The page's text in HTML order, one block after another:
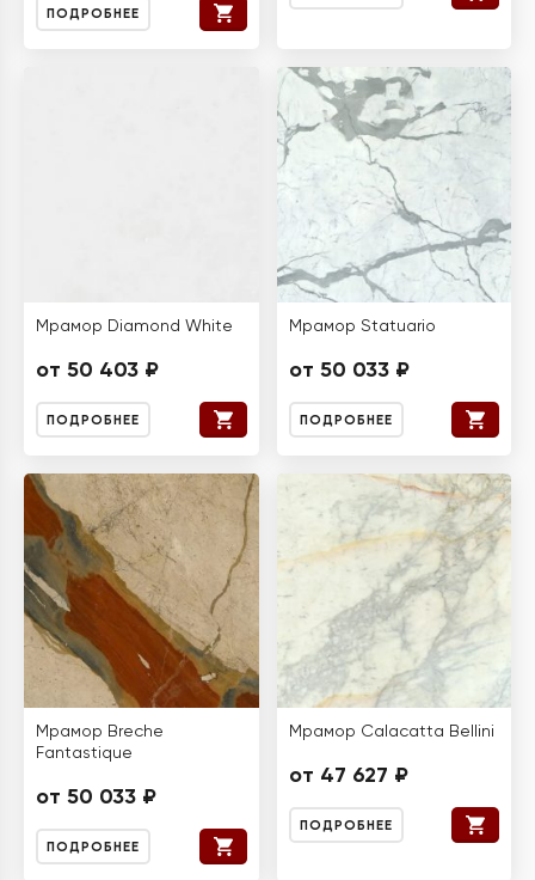
ПОДРОБНЕЕ
Мрамор Diamond White
от 50 403 ₽
ПОДРОБНЕЕ
Мрамор Statuario
от 50 033 ₽
ПОДРОБНЕЕ
Мрамор Breche
Fantastique
от 50 033 ₽
ПОДРОБНЕЕ
Мрамор Calacatta Bellini
от 47 627 ₽
ПОДРОБНЕЕ